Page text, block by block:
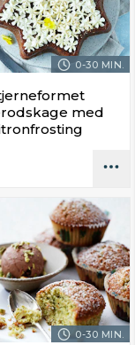
0-30 MIN.
med
0-30 MIN.